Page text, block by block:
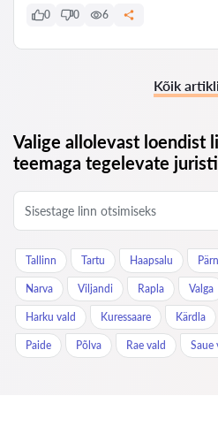
0 0 6
Kõik
Valige allolevast loendist
teemaga tegelevate
Tallinn Tartu Haapsalu
Narva Viljandi Rapla Valga
Harku vald Kuressaare Kärdla
Paide Põlva Rae vald Saue